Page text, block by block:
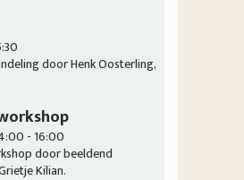
door Henk Oosterling,
- 16:00
door beeldend
Kilian.